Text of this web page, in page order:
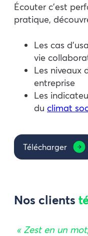
Écouter c’est
pratique,
Les cas
vie
Les niveaux
entreprise
Les
du climat
Télécharger
Nos clients
« Zest en un